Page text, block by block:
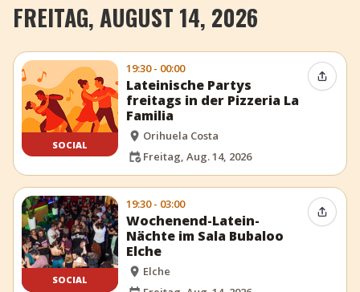
FREITAG, AUGUST 14, 2026
SOCIAL
19:30 - 00:00
Lateinische Partys
freitags in der Pizzeria La
Familia
Orihuela Costa
Freitag, Aug. 14, 2026
Event
SOCIAL
19:30 - 03:00
Wochenend-Latein-
Nächte im Sala Bubaloo
Elche
Elche
Event